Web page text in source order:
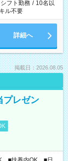
シフト勤務 / 10名以
ル不要
詳細へ
掲載日：2026.08.05
プレゼン